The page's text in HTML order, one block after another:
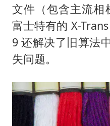
文件（包含主流相
富士特有的 X-
9 还解决了旧算法
失问题。